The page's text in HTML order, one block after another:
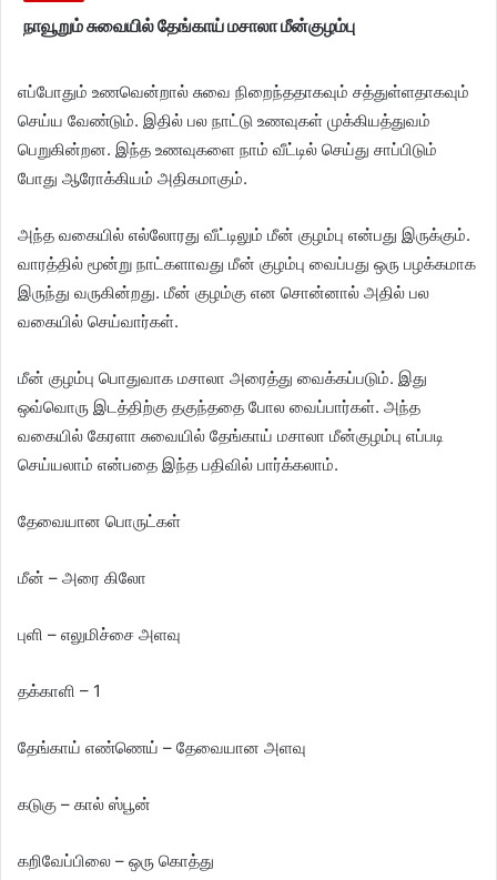
நாவூறும் சுவையில் தேங்காய் மசாலா மீன்குழம்பு
எப்போதும் உணவென்றால் சுவை நிறைந்ததாகவும் சத்துள்ளதாகவும்
செய்ய வேண்டும். இதில் பல நாட்டு உணவுகள் முக்கியத்துவம்
பெறுகின்றன. இந்த உணவுகளை நாம் வீட்டில் செய்து சாப்பிடும்
போது ஆரோக்கியம் அதிகமாகும்.
அந்த வகையில் எல்லோரது வீட்டிலும் மீன் குழம்பு என்பது இருக்கும்.
வாரத்தில் மூன்று நாட்களாவது மீன் குழம்பு வைப்பது ஒரு பழக்கமாக
இருந்து வருகின்றது. மீன் குழம்கு என சொன்னால் அதில் பல
வகையில் செய்வார்கள்.
மீன் குழம்பு பொதுவாக மசாலா அரைத்து வைக்கப்படும். இது
ஒவ்வொரு இடத்திற்கு தகுந்ததை போல வைப்பார்கள். அந்த
வகையில் கேரளா சுவையில் தேங்காய் மசாலா மீன்குழம்பு எப்படி
செய்யலாம் என்பதை இந்த பதிவில் பார்க்கலாம்.
தேவையான பொருட்கள்
மீன் – அரை கிலோ
புளி – எலுமிச்சை அளவு
தக்காளி – 1
தேங்காய் எண்ணெய் – தேவையான அளவு
கடுகு – கால் ஸ்பூன்
கறிவேப்பிலை – ஒரு கொத்து